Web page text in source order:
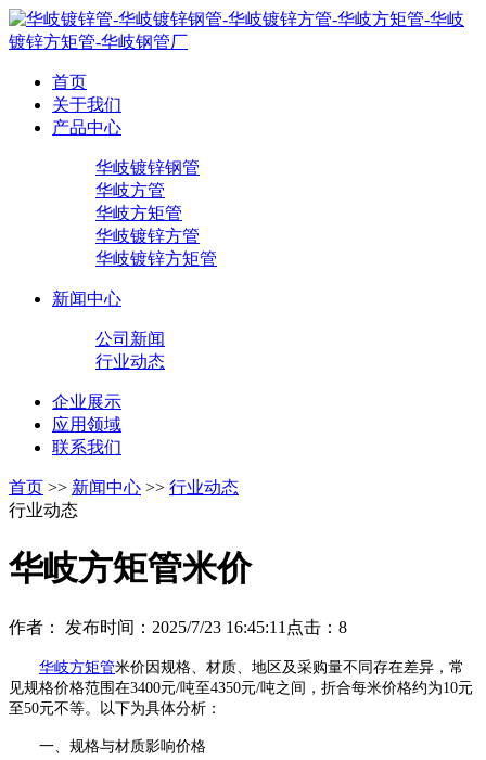
首页
关于我们
产品中心
华岐镀锌钢管
华岐方管
华岐方矩管
华岐镀锌方管
华岐镀锌方矩管
新闻中心
公司新闻
行业动态
企业展示
应用领域
联系我们
首页 >> 新闻中心 >> 行业动态
行业动态
华岐方矩管米价
作者： 发布时间：2025/7/23 16:45:11 点击： 8
华岐方矩管米价因规格、材质、地区及采购量不同存在差异，常
见规格价格范围在3400元/吨至4350元/吨之间，折合每米价格约为10元
至50元不等。以下为具体分析：
一、规格与材质影响价格